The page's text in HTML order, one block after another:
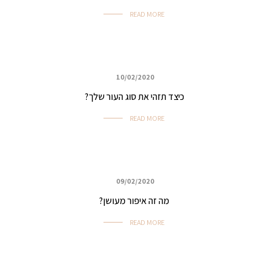
READ MORE
10/02/2020
כיצד תזהי את סוג העור שלך?
READ MORE
09/02/2020
מה זה איפור מעושן?
READ MORE